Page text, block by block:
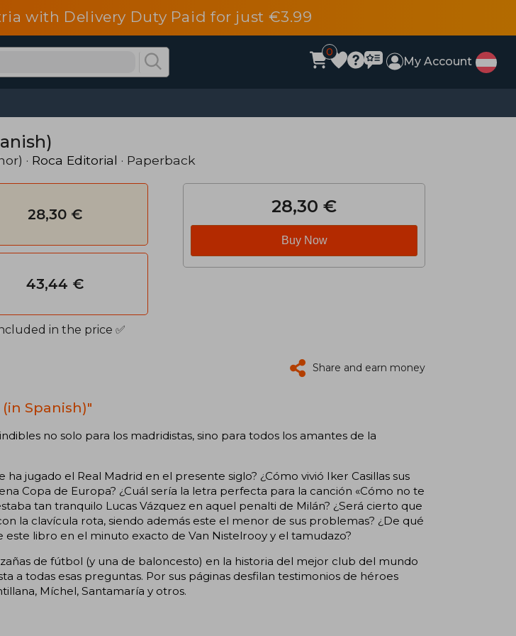
with Delivery Duty Paid for just €3.99
0
My Account
· Roca Editorial · Paperback
28,30 €
43,44 €
in the price ✅
28,30 €
Buy Now
Share and earn money
Spanish)"
no solo para los madridistas, sino para todos los amantes de la
ha jugado el Real Madrid en el presente siglo? ¿Cómo vivió Iker Casillas sus
Copa de Europa? ¿Cuál sería la letra perfecta para la canción «Cómo no te
tan tranquilo Lucas Vázquez en aquel penalti de Milán? ¿Será cierto que
la clavícula rota, siendo además este el menor de sus problemas? ¿De qué
este libro en el minuto exacto de Van Nistelrooy y el tamudazo?
de fútbol (y una de baloncesto) en la historia del mejor club del mundo
a todas esas preguntas. Por sus páginas desfilan testimonios de héroes
Míchel, Santamaría y otros.